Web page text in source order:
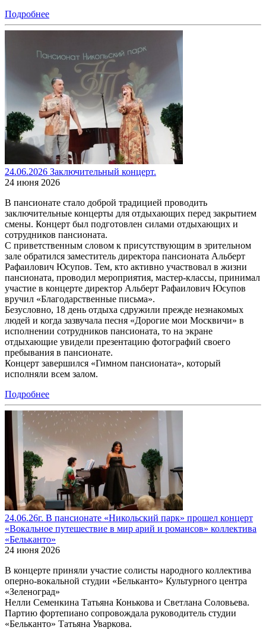
Подробнее
24.06.2026 Заключительный концерт.
24 июня 2026
В пансионате стало доброй традицией проводить
заключительные концерты для отдыхающих перед закрытием
смены. Концерт был подготовлен силами отдыхающих и
сотрудников пансионата.
С приветственным словом к присутствующим в зрительном
зале обратился заместитель директора пансионата Альберт
Рафаилович Юсупов. Тем, кто активно участвовал в жизни
пансионата, проводил мероприятия, мастер-классы, принимал
участие в концерте директор Альберт Рафаилович Юсупов
вручил «Благодарственные письма».
Безусловно, 18 день отдыха сдружили прежде незнакомых
людей и когда зазвучала песня «Дорогие мои Москвичи» в
исполнении сотрудников пансионата, то на экране
отдыхающие увидели презентацию фотографий своего
пребывания в пансионате.
Концерт завершился «Гимном пансионата», который
исполняли всем залом.
Подробнее
24.06.26г. В пансионате «Никольский парк» прошел концерт
«Вокальное путешествие в мир арий и романсов» коллектива
«Бельканто»
24 июня 2026
В концерте приняли участие солисты народного коллектива
оперно-вокальной студии «Бельканто» Культурного центра
«Зеленоград»
Нелли Семенкина Татьяна Конькова и Светлана Соловьева.
Партию фортепиано сопровождала руководитель студии
«Бельканто» Татьяна Уваркова.